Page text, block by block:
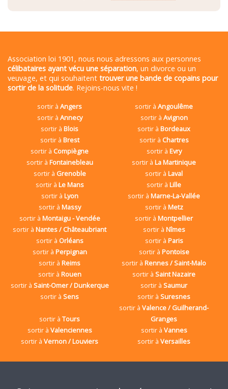
Association loi 1901, nous nous adressons aux personnes
célibataires ayant vécu une séparation, un divorce ou un
veuvage, et qui souhaitent trouver une bande de copains pour
sortir de la solitude. Rejoins-nous vite !
sortir àAngers sortir àAngoulême
sortir à Annecy sortir à Avignon
sortir àBlois sortir àBordeaux
sortir à Brest sortir à Chartres
sortir à Compiègne sortir à Evry
sortir à Fontainebleau sortir àLa Martinique
sortir à Grenoble sortir àLaval
sortir à Le Mans sortir àLille
sortir à Lyon sortir àMarne-La-Vallée
sortir à Massy sortir à Metz
sortir à Montaigu - Vendée sortir àMontpellier
sortir àNantes / Châteaubriant sortir à Nîmes
sortir à Orléans sortir à Paris
sortir à Perpignan sortir à Pontoise
sortir àReims sortir àRennes / Saint-Malo
sortir à Rouen sortir àSaint Nazaire
sortir à Saint-Omer / Dunkerque sortir àSaumur
sortir àSens sortir àSuresnes
sortir àTours
sortir àValence / Guilherand-
Granges
sortir à Valenciennes sortir à Vannes
sortir àVernon / Louviers sortir àVersailles